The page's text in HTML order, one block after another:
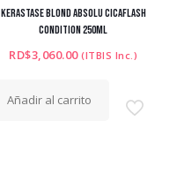
KERASTASE BLOND ABSOLU CICAFLASH
CONDITION 250ML
RD$3,060.00 (ITBIS Inc.)
Añadir al carrito